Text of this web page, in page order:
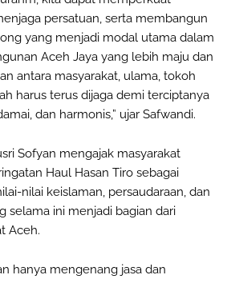
persatuan, serta membangun
yang menjadi modal utama dalam
Aceh Jaya yang lebih maju dan
antara masyarakat, ulama, tokoh
harus terus dijaga demi terciptanya
dan harmonis,” ujar Safwandi.
Sofyan mengajak masyarakat
Haul Hasan Tiro sebagai
nilai keislaman, persaudaraan, dan
selama ini menjadi bagian dari
Aceh.
hanya mengenang jasa dan